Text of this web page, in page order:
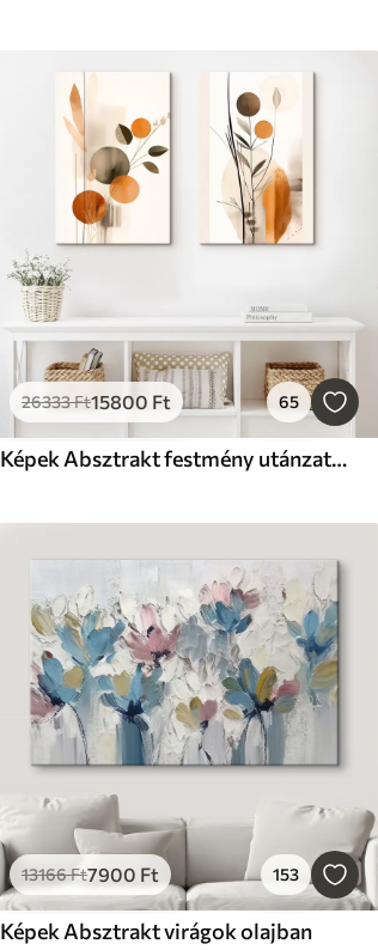
26333Ft15800 Ft 65
Képek Absztrakt festmény utánzat narancssárga és szürke körökkel, levelekkel és ágakkal, modern stílusban, akvarellhatással
13166Ft7900 Ft 153
Képek Absztrakt virágok olajban